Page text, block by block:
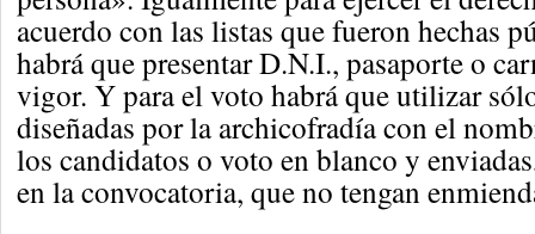
acuerdo con las listas que fueron hechas
habrá que presentar D.N.I., pasaporte o
vigor. Y para el voto habrá que utilizar
diseñadas por la archicofradía con el
los candidatos o voto en blanco y
en la convocatoria, que no tengan